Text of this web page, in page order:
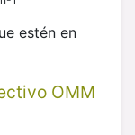
estén en
OMM